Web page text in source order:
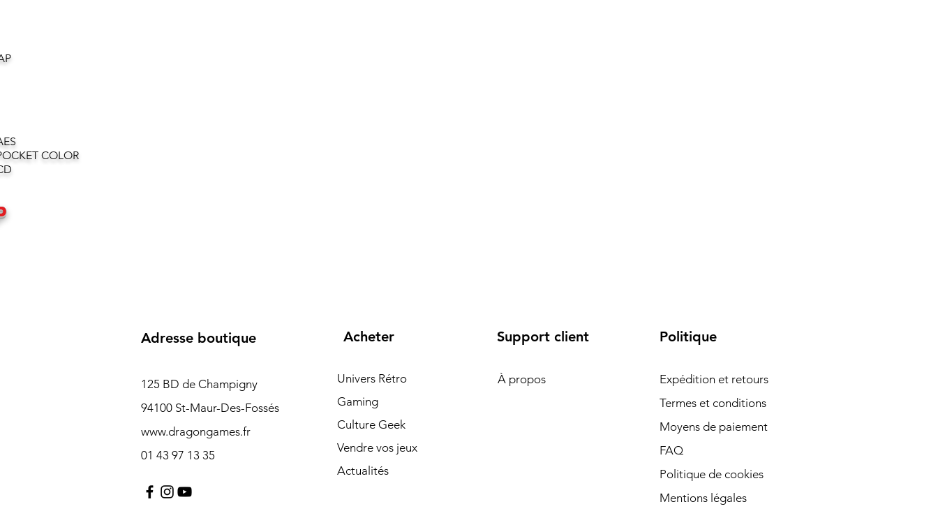
COLOR
Adresse boutique
125 BD de Champigny
94100 St-Maur-Des-Fossés
www.dragongames.fr
01 43 97 13 35
Acheter
Univers Rétro
Gaming
Culture Geek
Vendre vos jeux
Actualités
Support client
À propos
Politique
Expédition et retours
Termes et conditions
Moyens de paiement
FAQ
Politique de cookies
Mentions légales